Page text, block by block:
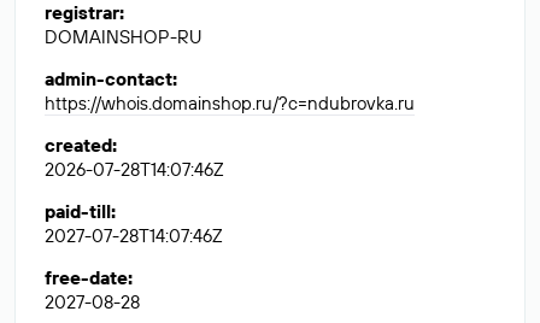
registrar:
DOMAINSHOP-RU
admin-contact:
https://whois.domainshop.ru/?c=ndubrovka.ru
created:
2026-07-28T14:07:46Z
paid-till:
2027-07-28T14:07:46Z
free-date:
2027-08-28